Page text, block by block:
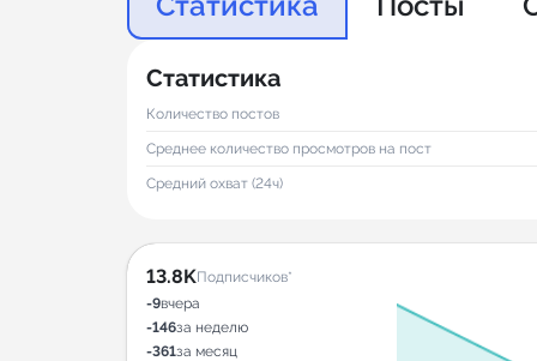
Статистика
Количество постов
Среднее количество просмотров на пост
Средний охват (24ч)
13.8KПодписчиков*
-9вчера
-146за неделю
-361за месяц